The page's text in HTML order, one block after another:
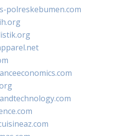
polreskebumen.com